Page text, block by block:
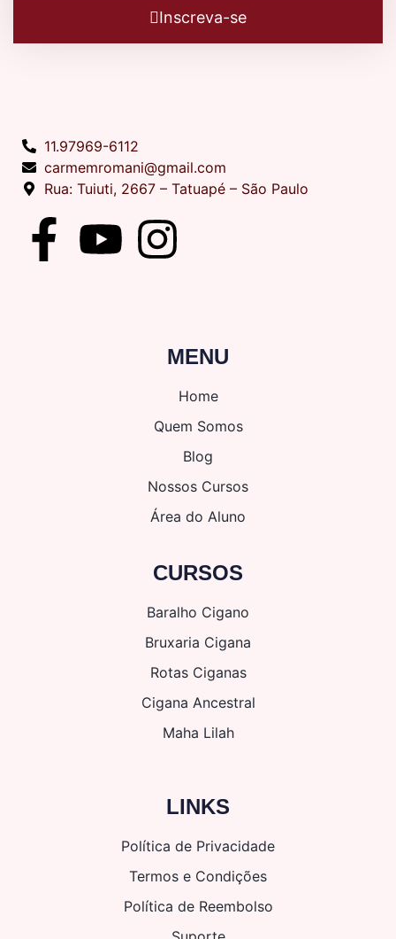
Inscreva-se
11.97969-6112
carmemromani@gmail.com
Rua: Tuiuti, 2667 – Tatuapé – São Paulo
MENU
Home
Quem Somos
Blog
Nossos Cursos
Área do Aluno
CURSOS
Baralho Cigano
Bruxaria Cigana
Rotas Ciganas
Cigana Ancestral
Maha Lilah
LINKS
Política de Privacidade
Termos e Condições
Política de Reembolso